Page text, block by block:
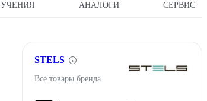
АНАЛОГИ СЕРВИС
STELS
Все товары бренда